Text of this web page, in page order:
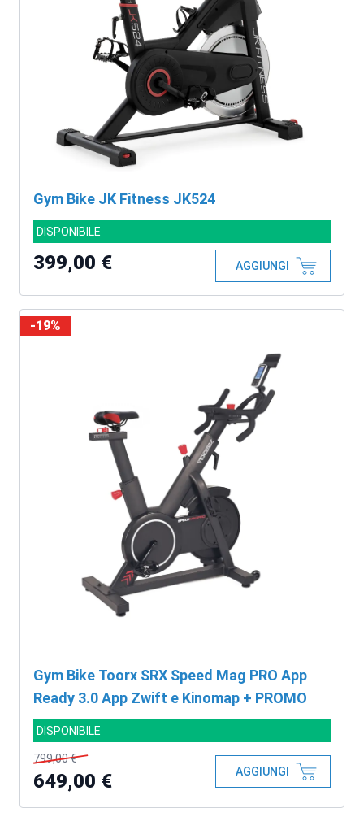
Gym Bike JK Fitness JK524
DISPONIBILE
399,00 € AGGIUNGI
Gym Bike Toorx SRX Speed Mag PRO App
Ready 3.0 App Zwift e Kinomap + PROMO
DISPONIBILE
-19%
799,00 €
649,00 € AGGIUNGI